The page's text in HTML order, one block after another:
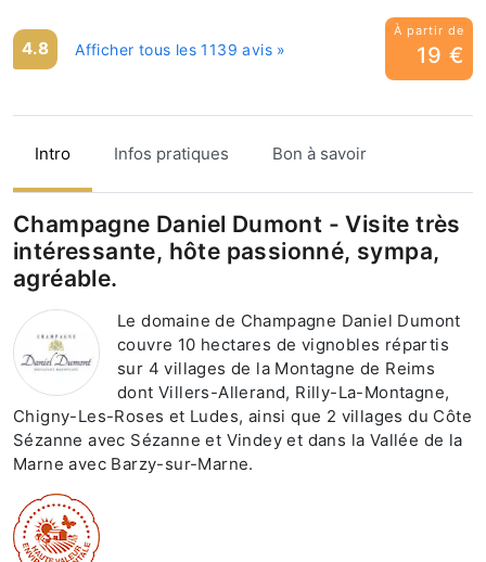
4.8 Afficher tous les 1139 avis »
À partir de
19 €
Intro Infos pratiques Bon à savoir
Champagne Daniel Dumont - Visite très
intéressante, hôte passionné, sympa,
agréable.
Le domaine de Champagne Daniel Dumont
couvre 10 hectares de vignobles répartis
sur 4 villages de la Montagne de Reims
dont Villers-Allerand, Rilly-La-Montagne,
Chigny-Les-Roses et Ludes, ainsi que 2 villages du Côte
Sézanne avec Sézanne et Vindey et dans la Vallée de la
Marne avec Barzy-sur-Marne.